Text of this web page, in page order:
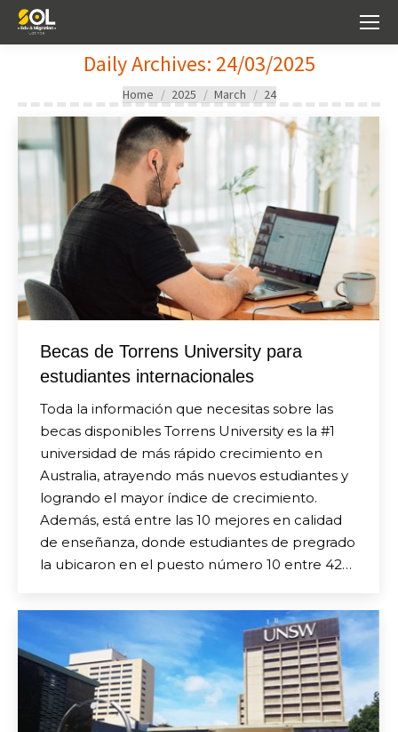
Daily Archives: 24/03/2025
You are here:
Home 2025 March 24
Becas de Torrens University para
estudiantes internacionales
Toda la información que necesitas sobre las
becas disponibles Torrens University es la #1
universidad de más rápido crecimiento en
Australia, atrayendo más nuevos estudiantes y
logrando el mayor índice de crecimiento.
Además, está entre las 10 mejores en calidad
de enseñanza, donde estudiantes de pregrado
la ubicaron en el puesto número 10 entre 42…